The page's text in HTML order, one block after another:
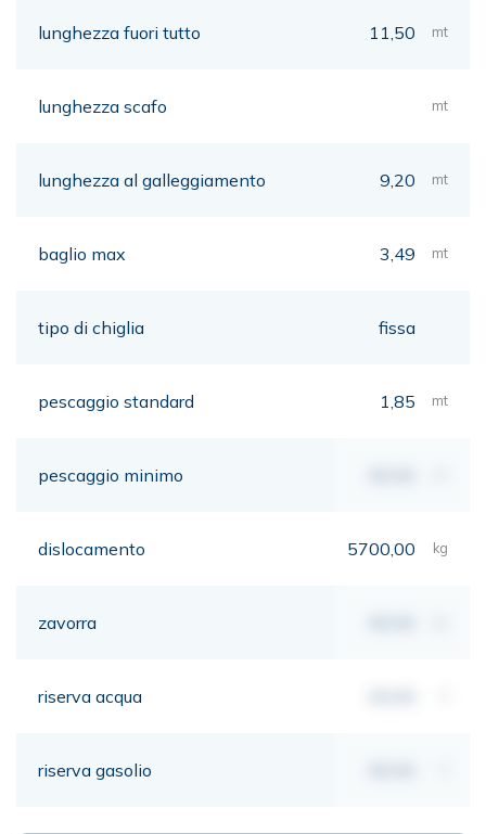
lunghezza fuori tutto 11,50 mt
lunghezza scafo mt
lunghezza al galleggiamento 9,20 mt
baglio max 3,49 mt
tipo di chiglia fissa
pescaggio standard 1,85 mt
pescaggio minimo
dislocamento 5700,00 kg
zavorra
riserva acqua
riserva gasolio